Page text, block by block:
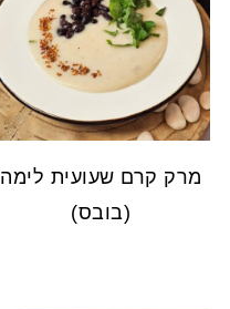
מרק קרם שעועית לימה
(בובס)